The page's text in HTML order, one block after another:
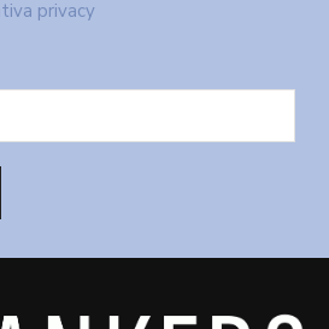
privacy